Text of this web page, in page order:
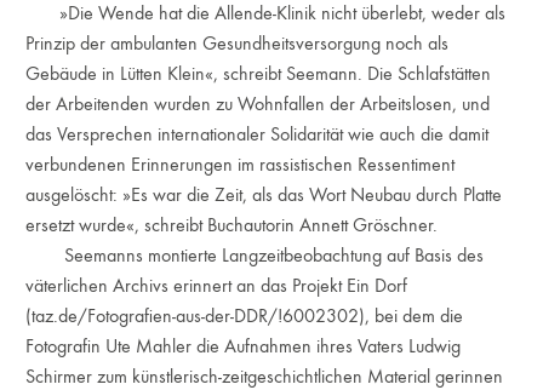
»Die Wende hat die Allende-Klinik nicht überlebt, weder als
Prinzip der ambulanten Gesundheitsversorgung noch als
Gebäude in Lütten Klein«, schreibt Seemann. Die Schlafstätten
der Arbeitenden wurden zu Wohnfallen der Arbeitslosen, und
das Versprechen internationaler Solidarität wie auch die damit
verbundenen Erinnerungen im rassistischen Ressentiment
ausgelöscht: »Es war die Zeit, als das Wort Neubau durch Platte
ersetzt wurde«, schreibt Buchautorin Annett Gröschner.
Seemanns montierte Langzeitbeobachtung auf Basis des
väterlichen Archivs erinnert an das Projekt Ein Dorf
(taz.de/Fotografien-aus-der-DDR/!6002302), bei dem die
Fotografin Ute Mahler die Aufnahmen ihres Vaters Ludwig
Schirmer zum künstlerisch-zeitgeschichtlichen Material gerinnen